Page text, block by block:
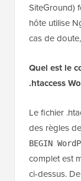
SiteGround)
hôte utilise
cas de
Quel est le
.htaccess
Le fichier
des règles
BEGIN
complet est
ci-dessus.